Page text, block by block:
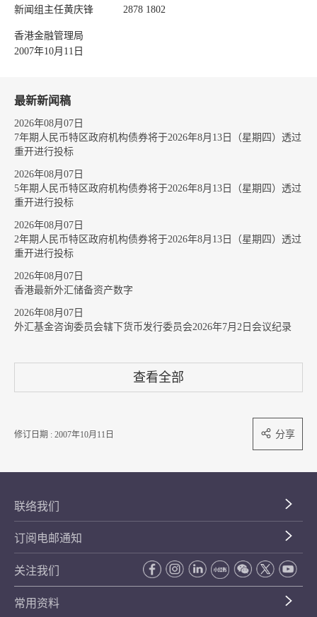
新闻组主任黄庆锋 2878 1802
香港金融管理局
2007年10月11日
最新新闻稿
2026年08月07日
7年期人民币特区政府机构债券将于2026年8月13日（星期四）透过
重开进行投标
2026年08月07日
5年期人民币特区政府机构债券将于2026年8月13日（星期四）透过
重开进行投标
2026年08月07日
2年期人民币特区政府机构债券将于2026年8月13日（星期四）透过
重开进行投标
2026年08月07日
香港最新外汇储备资产数字
2026年08月07日
外汇基金咨询委员会辖下货币发行委员会2026年7月2日会议纪录
查看全部
修订日期 : 2007年10月11日 分享
联络我们
订阅电邮通知
关注我们
常用资料